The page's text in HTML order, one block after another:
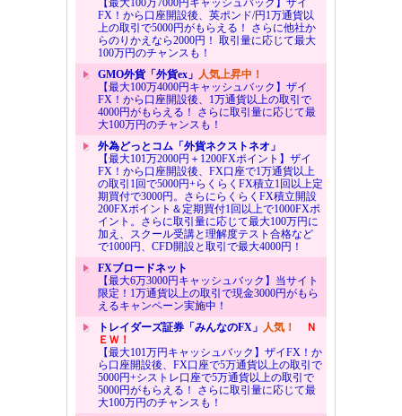
FX！から口座開設後、英ポンド/円1万通貨以
上の取引で5000円がもらえる！ さらに他社か
らのりかえなら2000円！ 取引量に応じて最大
100万円のチャンスも！
GMO外貨「外貨ex」 人気上昇中！
【最大100万4000円キャッシュバック】ザイ
FX！から口座開設後、1万通貨以上の取引で
4000円がもらえる！ さらに取引量に応じて最
大100万円のチャンスも！
外為どっとコム「外貨ネクストネオ」
【最大101万2000円＋1200FXポイント】ザイ
FX！から口座開設後、FX口座で1万通貨以上
の取引1回で5000円+らくらくFX積立1回以上定
期買付で3000円。さらにらくらくFX積立開設
200FXポイント＆定期買付1回以上で1000FXポ
イント。さらに取引量に応じて最大100万円に
加え、スクール受講と理解度テスト合格など
で1000円、CFD開設と取引で最大4000円！
FXブロードネット
【最大6万3000円キャッシュバック】当サイト
限定！1万通貨以上の取引で現金3000円がもら
えるキャンペーン実施中！
トレイダーズ証券「みんなのFX」 人気！
Ｎ
ＥＷ！
【最大101万円キャッシュバック】ザイFX！か
ら口座開設後、FX口座で5万通貨以上の取引で
5000円+シストレ口座で5万通貨以上の取引で
5000円がもらえる！ さらに取引量に応じて最
大100万円のチャンスも！